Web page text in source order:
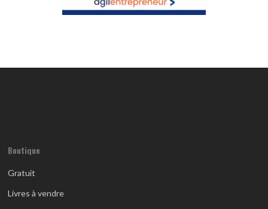
Boutique
Gratuit
Livres à vendre